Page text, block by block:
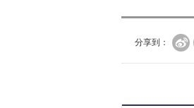
分享到：